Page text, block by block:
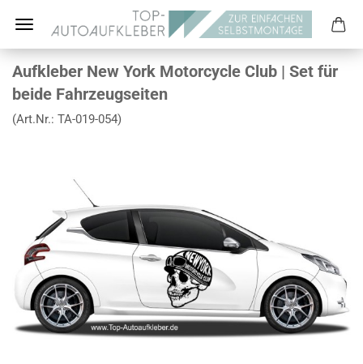
Aufkleber New York Motorcycle Club | Set für
beide Fahrzeugseiten
(Art.Nr.: TA-019-054)